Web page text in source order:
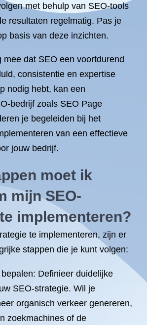
met behulp van SEO-tools
resultaten regelmatig. Pas je
basis van deze inzichten.
mee dat SEO een voortdurend
consistentie en expertise
nodig hebt, kan een
bedrijf zoals SEO Page
je begeleiden bij het
van een effectieve
jouw bedrijf.
moet ik
mijn SEO-
implementeren?
te implementeren, zijn er
stappen die je kunt volgen:
Definieer duidelijke
SEO-strategie. Wil je
organisch verkeer genereren,
zoekmachines of de